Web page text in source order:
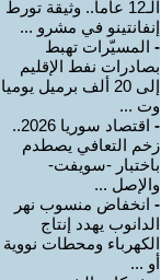
الـ12 عاما.. وثيقة تورط
إنفانتينو في مشرو ...
- المسيّرات تهبط
بصادرات نفط الإقليم
إلى 20 ألف برميل يوميا
وت ...
-
اقتصاد سوريا 2026..
زخم التعافي يصطدم
باختبار -سويفت-
والإصل ...
- انخفاض منسوب نهر
الدانوب يهدد إنتاج
الكهرباء ومحطات نووية
أو ...